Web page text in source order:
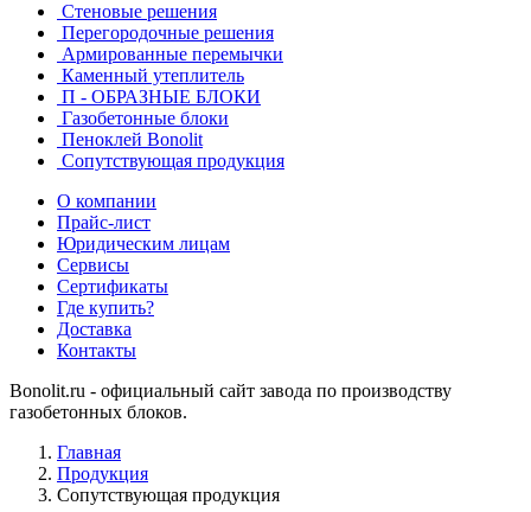
Стеновые решения
Перегородочные решения
Армированные перемычки
Каменный утеплитель
П - ОБРАЗНЫЕ БЛОКИ
Газобетонные блоки
Пеноклей Bonolit
Сопутствующая продукция
О компании
Прайс-лист
Юридическим лицам
Сервисы
Сертификаты
Где купить?
Доставка
Контакты
Bonolit.ru - официальный сайт завода по производству
газобетонных блоков.
Главная
Продукция
Сопутствующая продукция